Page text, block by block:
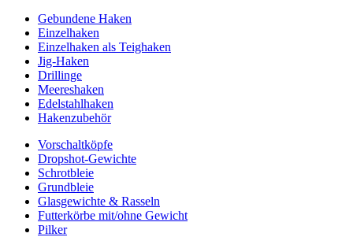
Gebundene Haken
Einzelhaken
Einzelhaken als Teighaken
Jig-Haken
Drillinge
Meereshaken
Edelstahlhaken
Hakenzubehör
Vorschaltköpfe
Dropshot-Gewichte
Schrotbleie
Grundbleie
Glasgewichte & Rasseln
Futterkörbe mit/ohne Gewicht
Pilker